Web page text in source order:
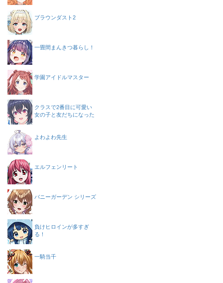
ブラウンダスト2
一畳間まんきつ暮らし！
学園アイドルマスター
クラスで2番目に可愛い
女の子と友だちになった
よわよわ先生
エルフェンリート
バニーガーデン シリーズ
負けヒロインが多すぎ
る！
一騎当千